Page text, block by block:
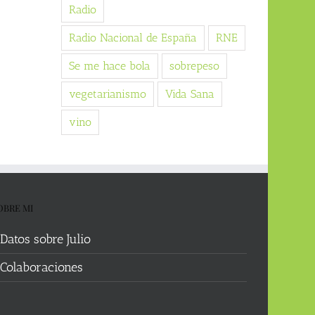
Radio
Radio Nacional de España RNE
Se me hace bola sobrepeso
vegetarianismo Vida Sana
vino
MI
Datos sobre Julio
Colaboraciones